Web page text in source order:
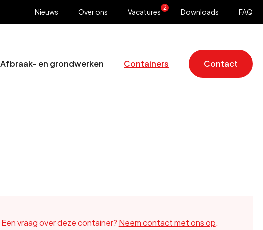
Nieuws Over ons Vacatures 2 Downloads FAQ
Afbraak- en grondwerken Containers Contact
Een vraag over deze container? Neem contact met ons op.